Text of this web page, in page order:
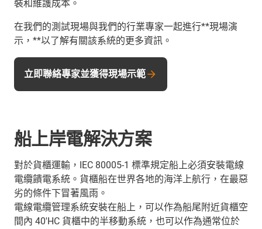
裝和維護成本。
在我們的測試現場與我們的行業專家一起進行**現場演
示，**以了解有關該系統的更多資訊。
立即聯絡專家並獲得現場示範
船上岸電解決方案
對於貨櫃運輸，IEC 80005-1 標準規定船上必須安裝電線
電纜饋電系統。貨櫃船在世界各地的海洋上航行，在最惡
劣的條件下冒著風雨。
電線電纜管理系統安裝在船上，可以作為船尾附近貨櫃空
間內 40'HC 貨櫃中的半移動系統，也可以作為通常位於